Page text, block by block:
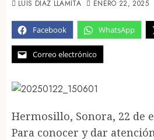
Facebook WhatsApp
Correo electrónico
LUIS DIAZ LLAMITA ENERO 22, 2025
Hermosillo, Sonora, 22 de
Para conocer y dar